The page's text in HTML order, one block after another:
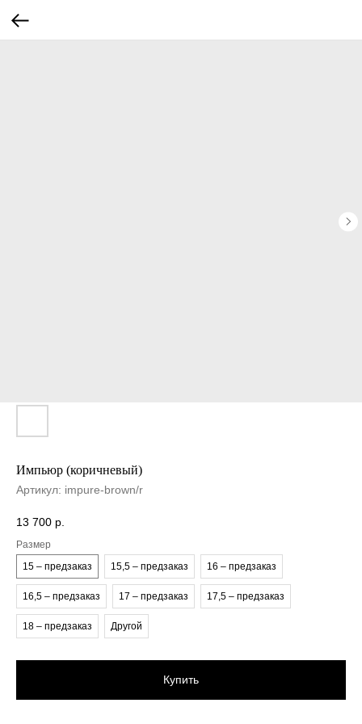
Импьюр (коричневый)
Артикул: impure-brown/r
13 700 р.
Размер
15 – предзаказ
15,5 – предзаказ 16 – предзаказ
16,5 – предзаказ 17 – предзаказ 17,5 – предзаказ
18 – предзаказ Другой
Купить